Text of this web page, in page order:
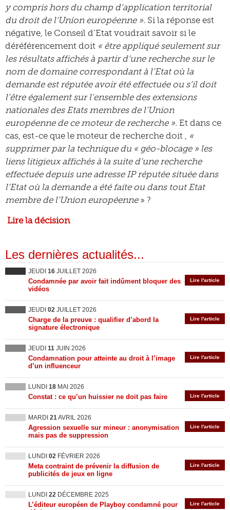
y compris hors du champ d’application territorial
du droit de l’Union européenne ». Si la réponse est
négative, le Conseil d’Etat voudrait savoir si le
déréférencement doit « être appliqué seulement sur
les résultats affichés à partir d’une recherche sur le
nom de domaine correspondant à l’Etat où la
demande est réputée avoir été effectuée ou s’il doit
l’être également sur l’ensemble des extensions
nationales des Etats membres de l’Union
européenne de ce moteur de recherche ». Et dans ce
cas, est-ce que le moteur de recherche doit , «
supprimer par la technique du « géo-blocage » les
liens litigieux affichés à la suite d’une recherche
effectuée depuis une adresse IP réputée située dans
l’Etat où la demande a été faite ou dans tout Etat
membre de l’Union européenne» ?
Lire la décision
Les dernières actualités...
JEUDI 16 JUILLET 2026
Lire l'article
Condamnée par avoir fait indûment bloquer des
vidéos
JEUDI 02 JUILLET 2026
Lire l'article
Charge de la preuve : qualifier d’abord la
signature électronique
JEUDI 11 JUIN 2026
Lire l'article
Condamnation pour atteinte au droit à l’image
d’un influenceur
LUNDI 18 MAI 2026
Lire l'article
Constat : ce qu’un huissier ne doit pas faire
MARDI 21AVRIL 2026
Lire l'article
Agression sexuelle sur mineur : anonymisation
mais pas de suppression
LUNDI 02 FÉVRIER 2026
Lire l'article
Meta contraint de prévenir la diffusion de
publicités de jeux en ligne
LUNDI 22 DÉCEMBRE 2025
Lire l'article
L’éditeur européen de Playboy condamné pour